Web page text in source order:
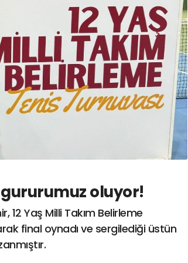
spor41
# kocaelispor
gururumuz oluyor!
Yaş Milli Takım Belirleme
final oynadı ve sergilediği üstün